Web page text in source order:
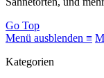
Go Top
Menü ausblenden ≡
Kategorien